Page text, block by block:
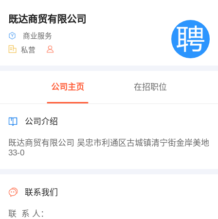
既达商贸有限公司
商业服务
私营
公司主页 在招职位
公司介绍
既达商贸有限公司 吴忠市利通区古城镇清宁街金岸美地
33-0
联系我们
联 系 人：